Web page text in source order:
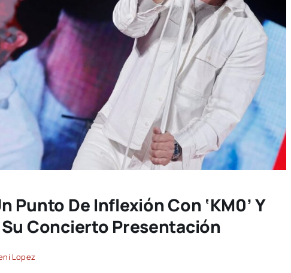
Punto De Inflexión Con ‘KM0’ Y
Concierto Presentación
Lopez